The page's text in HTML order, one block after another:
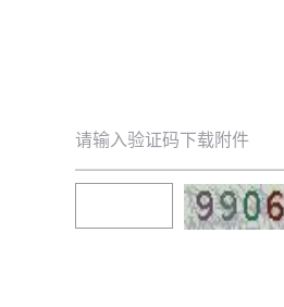
请输入验证码下载附件